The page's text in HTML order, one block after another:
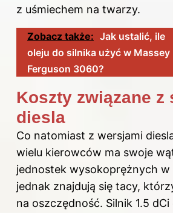
z uśmiechem na twarzy.
Zobacz także: Jak ustalić, ile
oleju do silnika użyć w Massey
Ferguson 3060?
Koszty związane z
diesla
Co natomiast z wersjami
wielu kierowców ma swoje
jednostek wysokoprężnych w
jednak znajdują się tacy,
na oszczędność. Silnik 1.5 dCi